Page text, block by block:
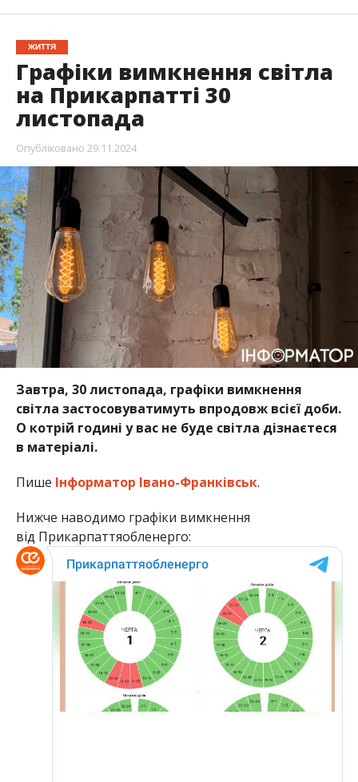
ЖИТТЯ
Графіки вимкнення світла
на Прикарпатті 30
листопада
Опубліковано 29.11.2024
Завтра, 30 листопада, графіки вимкнення
світла застосовуватимуть впродовж всієї доби.
О котрій годині у вас не буде світла дізнаєтеся
в матеріалі.
Пише Інформатор Івано-Франківськ.
Нижче наводимо графіки вимкнення
від Прикарпаттяобленерго: